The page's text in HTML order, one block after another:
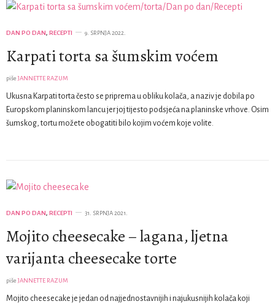
DAN PO DAN, RECEPTI 9. SRPNJA 2022.
Karpati torta sa šumskim voćem
piše JANNETTE RAZUM
Ukusna Karpati torta često se priprema u obliku kolača, a naziv je dobila po
Europskom planinskom lancu jer joj tijesto podsjeća na planinske vrhove. Osim
šumskog, tortu možete obogatiti bilo kojim voćem koje volite.
DAN PO DAN, RECEPTI 31. SRPNJA 2021.
Mojito cheesecake – lagana, ljetna
varijanta cheesecake torte
piše JANNETTE RAZUM
Mojito cheesecake je jedan od najjednostavnijih i najukusnijih kolača koji